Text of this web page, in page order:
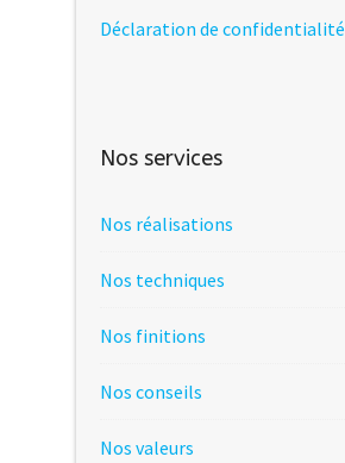
Déclaration de confidentialité
Nos services
Nos réalisations
Nos techniques
Nos finitions
Nos conseils
Nos valeurs